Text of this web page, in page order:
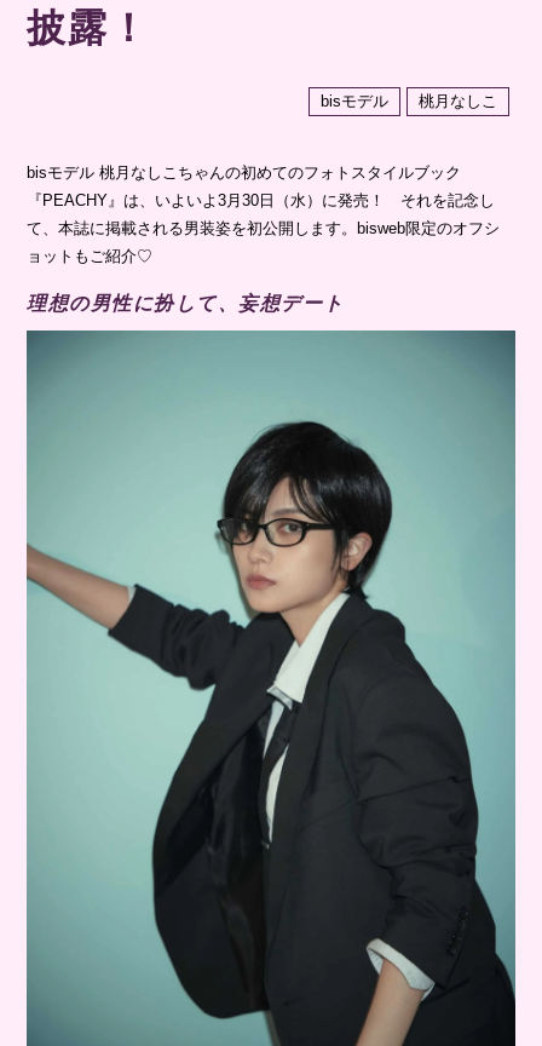
披露！
bisモデル 桃月なしこ
bisモデル 桃月なしこちゃんの初めてのフォトスタイルブック
『PEACHY』は、いよいよ3月30日（水）に発売！ それを記念し
て、本誌に掲載される男装姿を初公開します。bisweb限定のオフシ
ョットもご紹介♡
理想の男性に扮して、妄想デート